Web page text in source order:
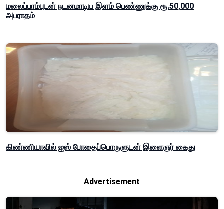
மலைப்பாம்புடன் நடனமாடிய இளம் பெண்ணுக்கு ரூ.50,000
அபராதம்
கிண்ணியாவில் ஐஸ் போதைப்பொருளுடன் இளைஞர் கைது
Advertisement